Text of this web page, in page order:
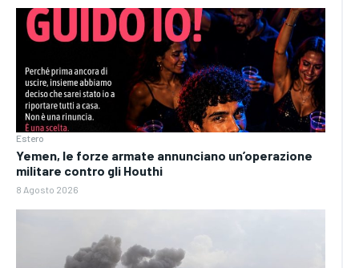
Estero
Yemen, le forze armate annunciano un’operazione
militare contro gli Houthi
8 Agosto 2026